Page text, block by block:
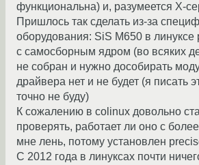
функциональна) и, разумеется X-
Пришлось так сделать из-за
оборудования: SiS M650 в линуксе
с самосборным ядром (во всяких
не собран и нужно дособирать
драйвера нет и не будет (я писать
точно не буду)
К сожалению в colinux довольно
проверять, работает ли оно с
мне лень, потому установлен
С 2012 года в линуксах почти